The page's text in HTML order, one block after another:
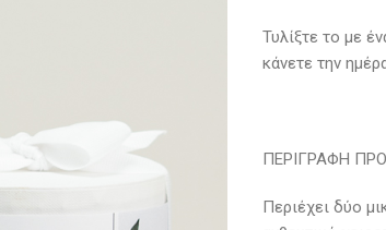
Τυλίξτε το με
κάνετε την
ΠΕΡΙΓΡΑΦΗ
Περιέχει δύο